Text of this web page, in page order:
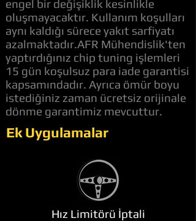
engel bir değişiklik kesinlikle
oluşmayacaktır. Kullanım koşulları
aynı kaldığı sürece yakıt sarfiyatı
azalmaktadır.AFR Mühendislik'ten
yaptırdığınız chip tuning işlemleri
15 gün koşulsuz para iade garantisi
kapsamındadır. Ayrıca ömür boyu
istediğiniz zaman ücretsiz orijinale
dönme garantimiz mevcuttur.
Ek Uygulamalar
Hız Limitörü İptali